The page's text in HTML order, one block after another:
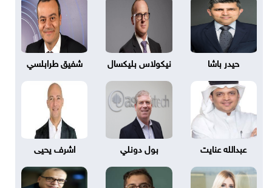
حيدر باشا نيكولاس بليكسال شفيق طرابلسي
عبدالله عنايت بول دونلي اشرف يحيى